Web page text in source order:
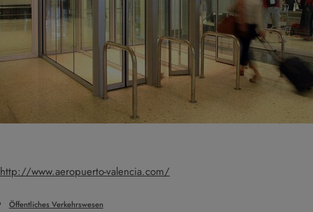
http://www.aeropuerto-valencia.com/
Öffentliches Verkehrswesen